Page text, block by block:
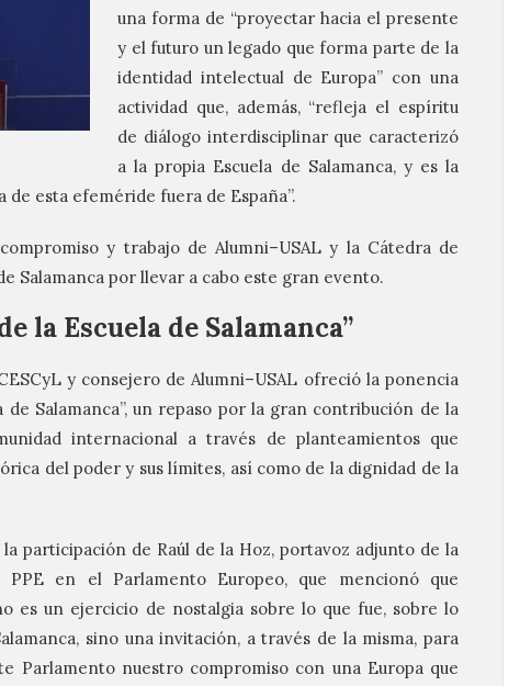
una forma de “proyectar hacia el presente
y el futuro un legado que forma parte de la
identidad intelectual de Europa” con una
actividad que, además, “refleja el espíritu
de diálogo interdisciplinar que caracterizó
a la propia Escuela de Salamanca, y es la
esta efeméride fuera de España”.
y trabajo de Alumni–USAL y la Cátedra de
Salamanca por llevar a cabo este gran evento.
la Escuela de Salamanca”
y consejero de Alumni–USAL ofreció la ponencia
de Salamanca”, un repaso por la gran contribución de la
internacional a través de planteamientos que
del poder y sus límites, así como de la dignidad de la
participación de Raúl de la Hoz, portavoz adjunto de la
PPE en el Parlamento Europeo, que mencionó que
es un ejercicio de nostalgia sobre lo que fue, sobre lo
sino una invitación, a través de la misma, para
Parlamento nuestro compromiso con una Europa que